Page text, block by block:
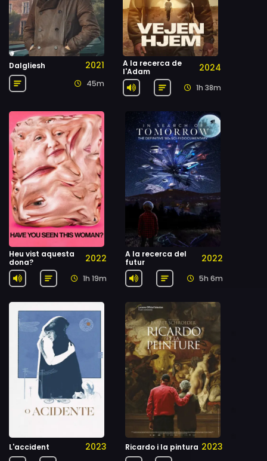
Dalgliesh 2021
45m
A la recerca de
l'Adam
2024
1h 38m
Heu vist aquesta
dona?
2022
1h 19m
A la recerca del
futur
2022
5h 6m
L'accident 2023 Ricardo i la pintura 2023